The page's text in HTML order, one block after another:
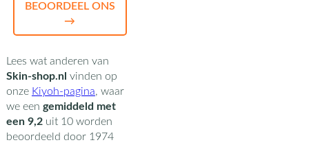
BEOORDEEL ONS
→
Lees wat anderen van
Skin-shop.nl vinden op
onze Kiyoh-pagina, waar
we een gemiddeld met
een 9,2uit 10worden
beoordeeld door 1974